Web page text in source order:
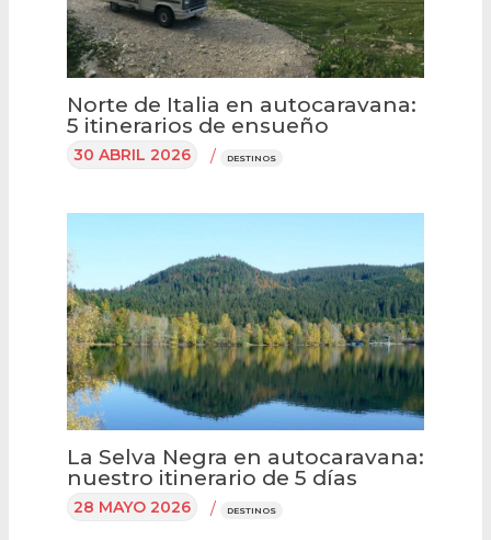
Norte de Italia en autocaravana:
5 itinerarios de ensueño
30 ABRIL 2026 / DESTINOS
La Selva Negra en autocaravana:
nuestro itinerario de 5 días
28 MAYO 2026 / DESTINOS